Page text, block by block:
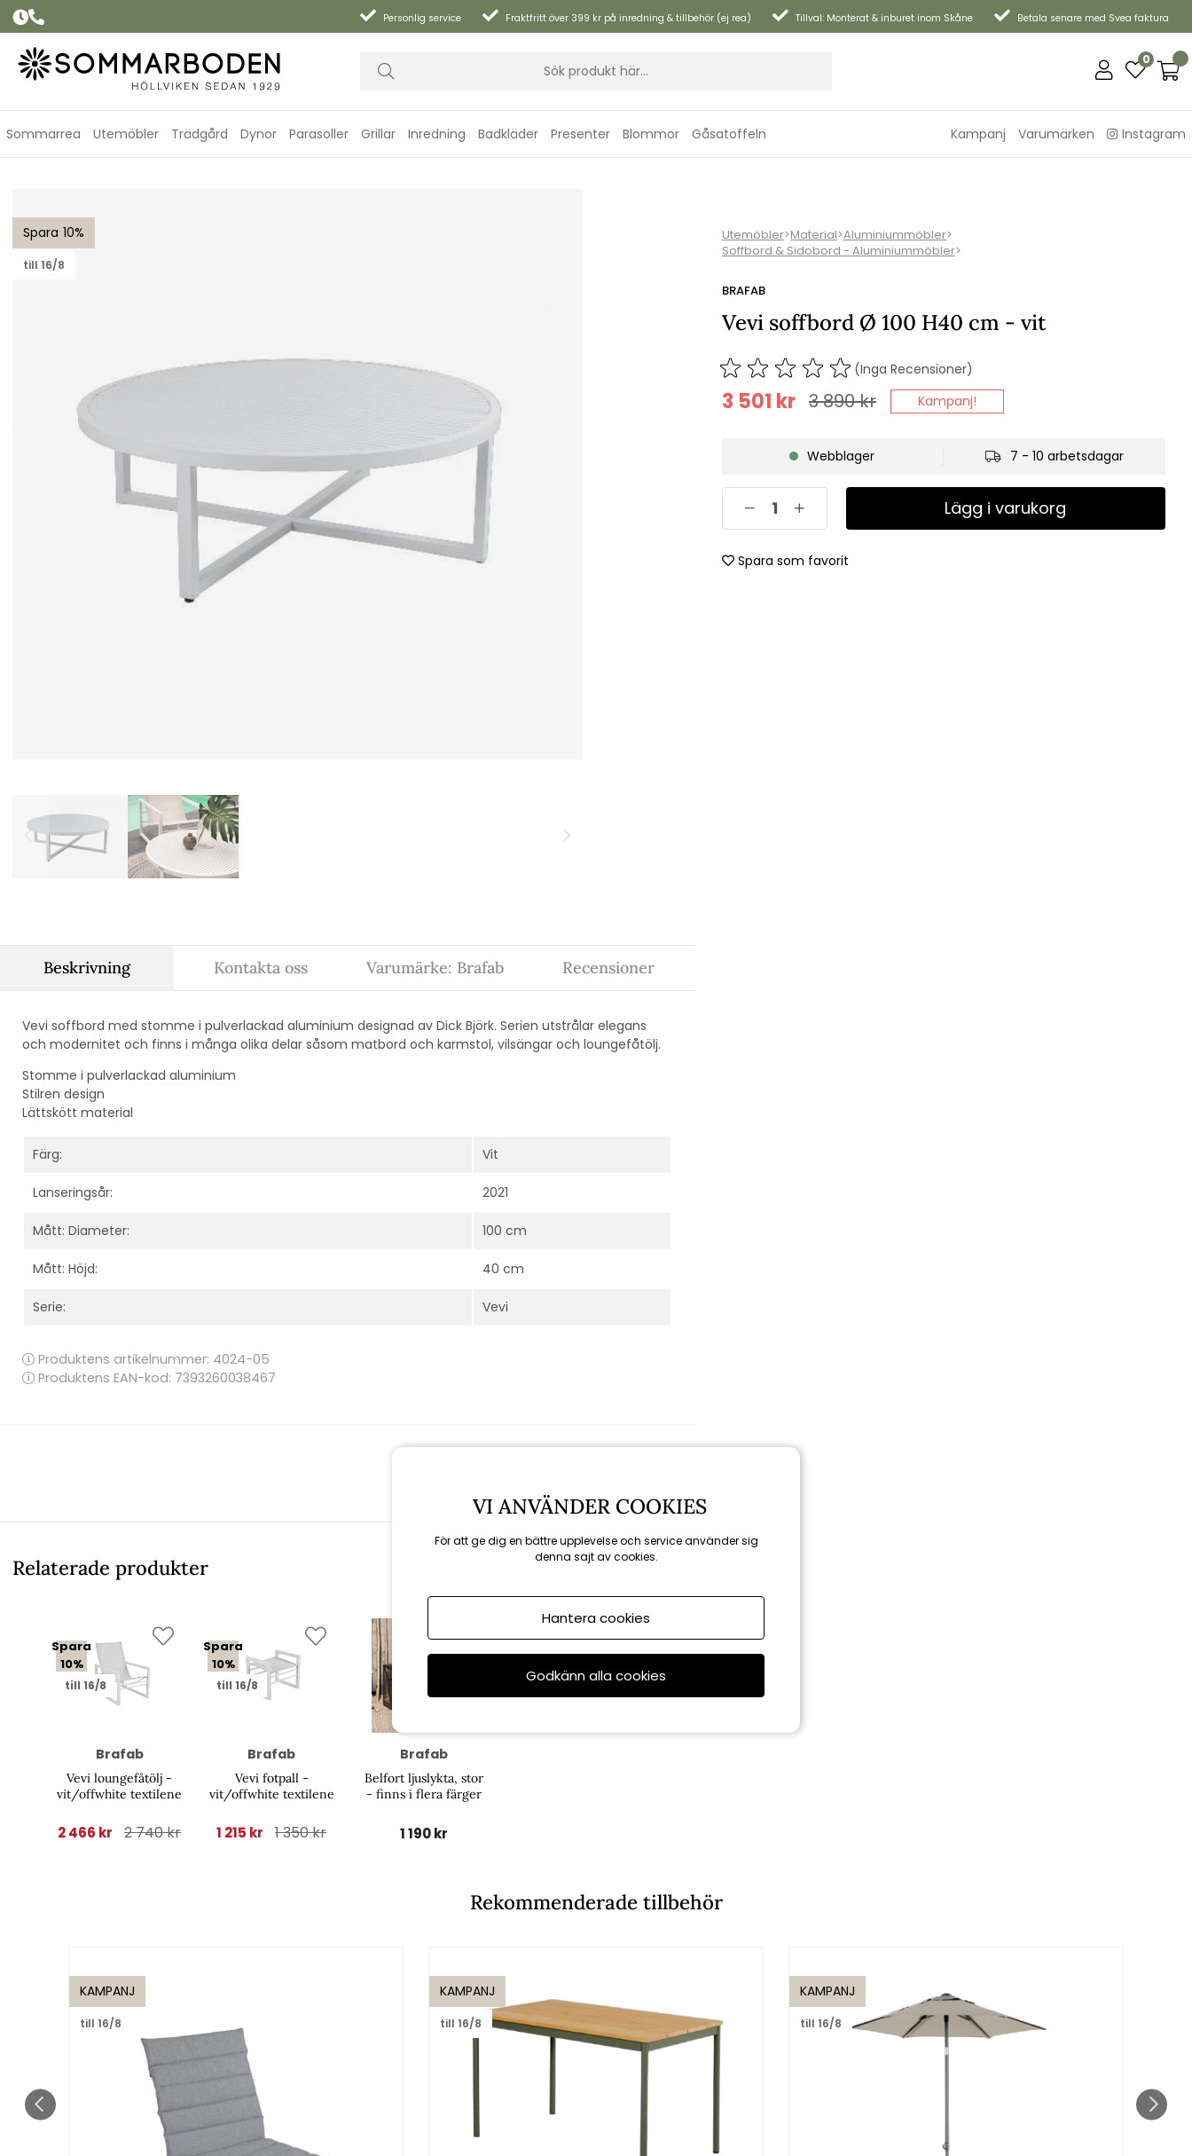
Personlig service Fraktfritt över 399 kr på inredning & tillbehör (ej rea) Tillval: Monterat & inburet inom Skåne Betala senare med Svea faktura
0
Sommarrea Utemöbler Trädgård Dynor Parasoller Grillar Inredning Badkläder Presenter Blommor Gåsatoffeln Kampanj Varumärken Instagram
10
till 16/8
Utemöbler>Material>Aluminiummöbler>
Soffbord & Sidobord - Aluminiummöbler>
BRAFAB
Vevi soffbord Ø 100 H40 cm - vit
(Inga Recensioner)
3 890kr
3 501 kr Kampanj!
Webblager 7 - 10 arbetsdagar
Lägg i varukorg
Spara som favorit
Beskrivning
Vevi soffbord med stomme i pulverlackad aluminium designad av Dick Björk. Serien utstrålar elegans
och modernitet och finns i många olika delar såsom matbord och karmstol, vilsängar och loungefåtölj.
Stomme i pulverlackad aluminium
Stilren design
Lättskött material
Färg: Vit
Lanseringsår: 2021
Mått: Diameter: 100 cm
Mått: Höjd: 40 cm
Serie: Vevi
Produktens artikelnummer: 4024-05
Produktens EAN-kod: 7393260038467
Kontakta oss Varumärke: Brafab Recensioner
Relaterade produkter
Spara
10%
till 16/8
Brafab
Vevi loungefåtölj -
vit/offwhite textilene
2 466 kr 2 740 kr
Spara
10%
till 16/8
Brafab
Vevi fotpall -
vit/offwhite textilene
1 215 kr 1 350 kr
Brafab
Belfort ljuslykta, stor
- finns i flera färger
1 190 kr
Rekommenderade tillbehör
KAMPANJ
till 16/8
KAMPANJ
till 16/8
KAMPANJ
till 16/8
VI ANVÄNDER COOKIES
För att ge dig en bättre upplevelse och service använder sig
denna sajt av cookies.
Hantera cookies
Godkänn alla cookies